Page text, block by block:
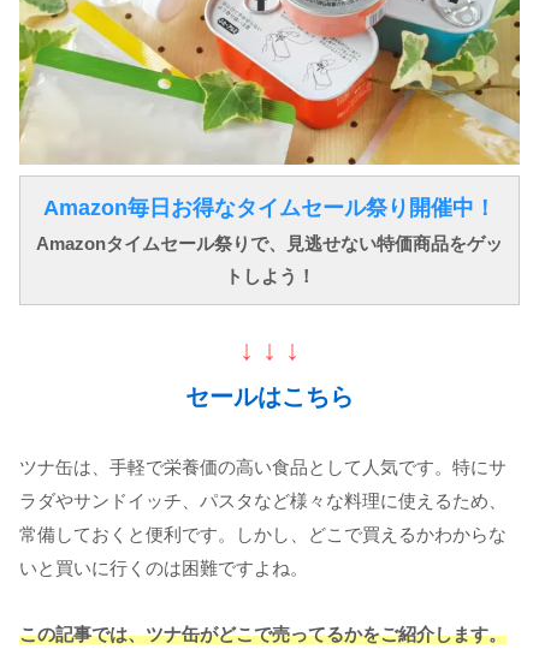
Amazon毎日お得なタイムセール祭り開催中！
Amazonタイムセール祭りで、見逃せない特価商品をゲッ
トしよう！
↓ ↓ ↓
セールはこちら
ツナ缶は、手軽で栄養価の高い食品として人気です。特にサ
ラダやサンドイッチ、パスタなど様々な料理に使えるため、
常備しておくと便利です。しかし、どこで買えるかわからな
いと買いに行くのは困難ですよね。
この記事では、ツナ缶がどこで売ってるかをご紹介します。